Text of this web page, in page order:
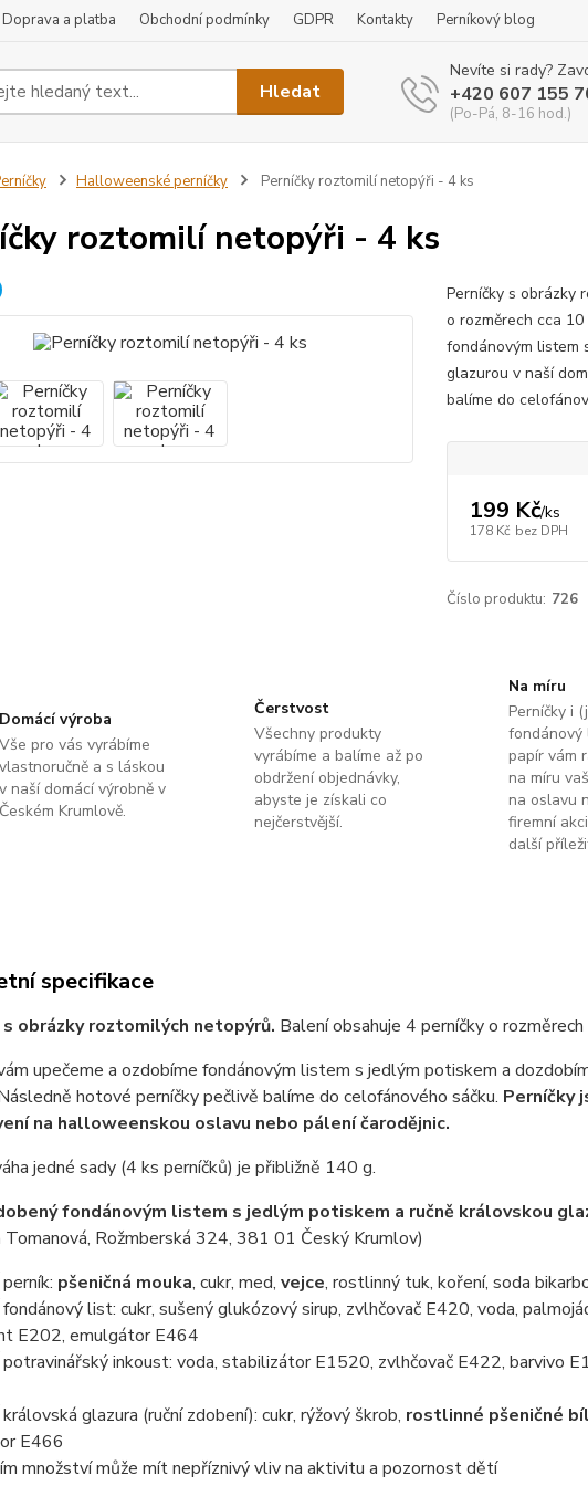
Doprava a platba Obchodní podmínky GDPR Kontakty Perníkový blog
Hledat
Nevíte si rady?
+420 607 155
(Po-Pá, 8-16 hod.)
Halloweenské perníčky Perníčky roztomilí netopýři - 4 ks
roztomilí netopýři - 4 ks
Perníčky s obrázky
o rozměrech cca 10
fondánovým listem
glazurou v naší
balíme do
199 Kč/ks
178 Kč bez DPH
Číslo produktu: 726
výroba
pro vás vyrábíme
a s láskou
naší domácí výrobně v
Krumlově.
Čerstvost
Všechny produkty
vyrábíme a balíme až po
obdržení objednávky,
abyste je získali co
nejčerstvější.
Na míru
Perníčky i
fondánový
papír vám
na míru
na oslavu
firemní
další
specifikace
obrázky roztomilých netopýrů. Balení obsahuje 4 perníčky o
upečeme a ozdobíme fondánovým listem s jedlým potiskem a
hotové perníčky pečlivě balíme do celofánového sáčku. Perníčky
na halloweenskou oslavu nebo pálení čarodějnic.
jedné sady (4 ks perníčků) je přibližně 140 g.
fondánovým listem s jedlým potiskem a ručně královskou
Rožmberská 324, 381 01 Český Krumlov)
pšeničná mouka, cukr, med, vejce, rostlinný tuk, koření, soda
fondánový list: cukr, sušený glukózový sirup, zvlhčovač E420, voda,
E202, emulgátor E464
potravinářský inkoust: voda, stabilizátor E1520, zvlhčovač E422, barvivo
glazura (ruční zdobení): cukr, rýžový škrob, rostlinné pšeničné
E466
množství může mít nepříznivý vliv na aktivitu a pozornost dětí